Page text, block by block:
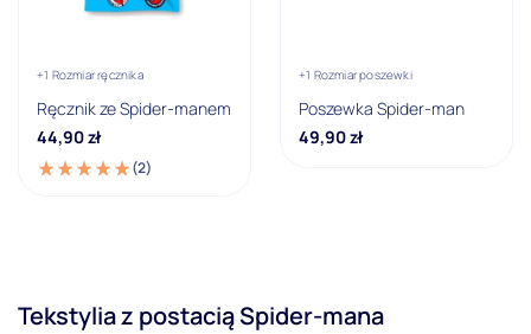
Faro
Przeznaczenie ręcznika
Ręcznik kąpielowy
+1 Rozmiar ręcznika
Ręcznik ze Spider-manem
44,90zł
(2)
+1 Rozmiar poszewki
Poszewka Spider-man
49,90zł
Tekstylia z postacią Spider-mana